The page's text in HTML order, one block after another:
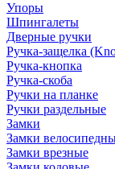
Упоры
Шпингалеты
Дверные ручки
Ручка-защелка
Ручка-кнопка
Ручка-скоба
Ручки на планке
Ручки раздельные
Замки
Замки
Замки врезные